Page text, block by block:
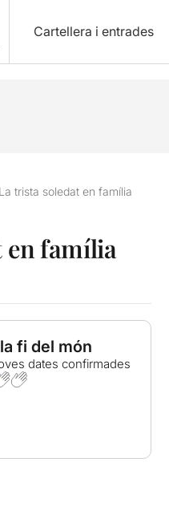
Cartellera i entrades
La trista soledat en família
en família
fi del món
dates confirmades